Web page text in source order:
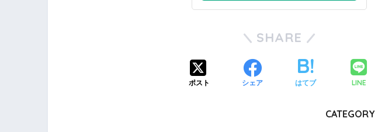
SHARE
ポスト シェア はてブ LINE
CATEGORY